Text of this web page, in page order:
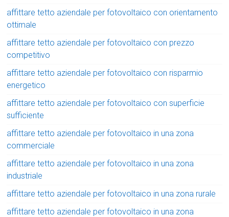
affittare tetto aziendale per fotovoltaico con orientamento
ottimale
affittare tetto aziendale per fotovoltaico con prezzo
competitivo
affittare tetto aziendale per fotovoltaico con risparmio
energetico
affittare tetto aziendale per fotovoltaico con superficie
sufficiente
affittare tetto aziendale per fotovoltaico in una zona
commerciale
affittare tetto aziendale per fotovoltaico in una zona
industriale
affittare tetto aziendale per fotovoltaico in una zona rurale
affittare tetto aziendale per fotovoltaico in una zona